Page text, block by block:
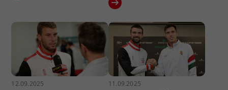
12.09.2025 11.09.2025